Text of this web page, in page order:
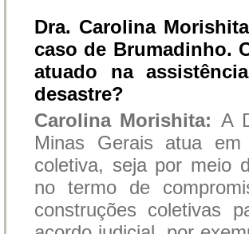
Dra. Carolina
caso de Brumadinho.
atuado na
desastre?
Carolina Morishita: A
Minas Gerais atua
coletiva, seja por meio
no termo de
construções coletivas